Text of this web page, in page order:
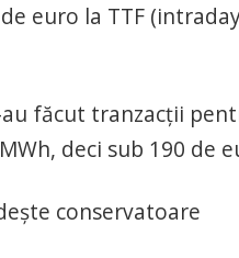
euro la TTF
făcut tranzacții
deci sub 190 de
conservatoare